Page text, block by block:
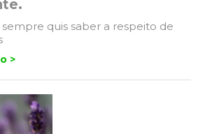
quis saber a respeito de
>